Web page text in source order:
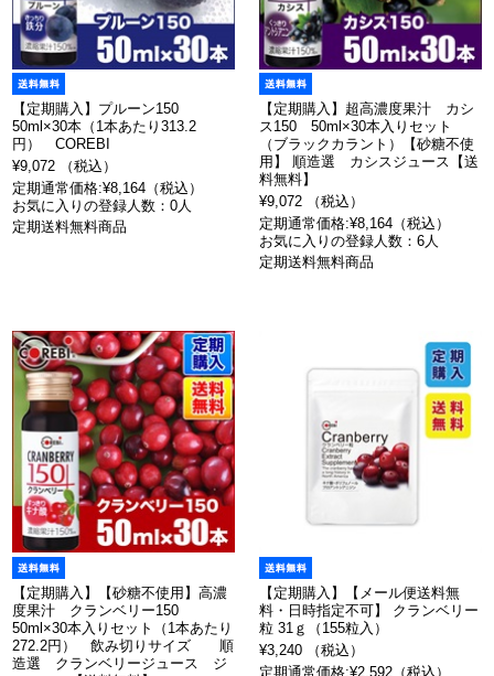
【定期購入】プルーン150
50ml×30本（1本あたり313.2
円） COREBI
¥9,072 （税込）
定期通常価格:¥8,164（税込）
お気に入りの登録人数：0人
定期送料無料商品
【定期購入】超高濃度果汁 カシ
ス150 50ml×30本入りセット
（ブラックカラント）【砂糖不使
用】 順造選 カシスジュース【送
料無料】
¥9,072 （税込）
定期通常価格:¥8,164（税込）
お気に入りの登録人数：6人
定期送料無料商品
【定期購入】【砂糖不使用】高濃
度果汁 クランベリー150
50ml×30本入りセット（1本あたり
272.2円） 飲み切りサイズ 順
造選 クランベリージュース ジ
【定期購入】【メール便送料無
料・日時指定不可】 クランベリー
粒 31ｇ（155粒入）
¥3,240 （税込）
定期通常価格:¥2,592（税込）